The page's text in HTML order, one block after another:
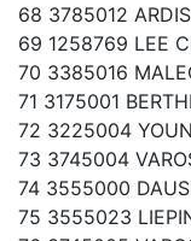
68 3785012
69 1258769 LEE
70 3385016
71 3175001
72 3225004
73 3745004
74 3555000
75 3555023